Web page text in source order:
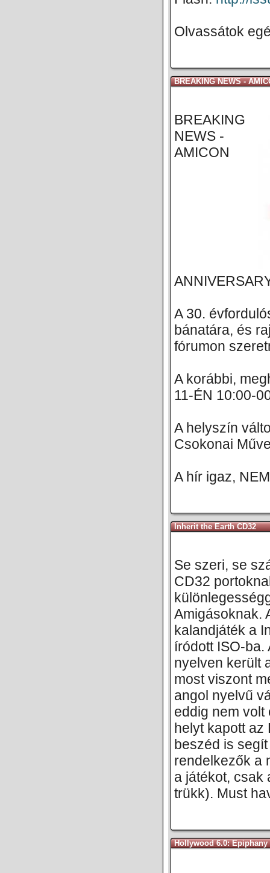
Olvassátok
BREAKING NEWS -
BREAKING
NEWS -
AMICON
A 30.
bánatára, és
fórumon
A korábbi,
11-ÉN 10:00-
A helyszín
Csokonai
A hír igaz,
Inherit the Earth CD32
Se szeri, se
CD32
Amigásoknak.
kalandjáték a
íródott ISO-ba.
nyelven került
most viszont
angol nyelvű
eddig nem volt
helyt kapott az
beszéd is
rendelkezők a
a játékot, csak
trükk). Must
Hollywood 6.0: Epiphany